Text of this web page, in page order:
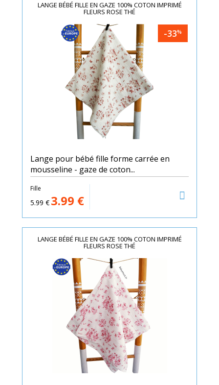
LANGE BÉBÉ FILLE EN GAZE 100% COTON IMPRIMÉ
FLEURS ROSE THÉ
-33%
Lange pour bébé fille forme carrée en
mousseline - gaze de coton...
Fille
5.99 € 3.99 €
LANGE BÉBÉ FILLE EN GAZE 100% COTON IMPRIMÉ
FLEURS ROSE THÉ